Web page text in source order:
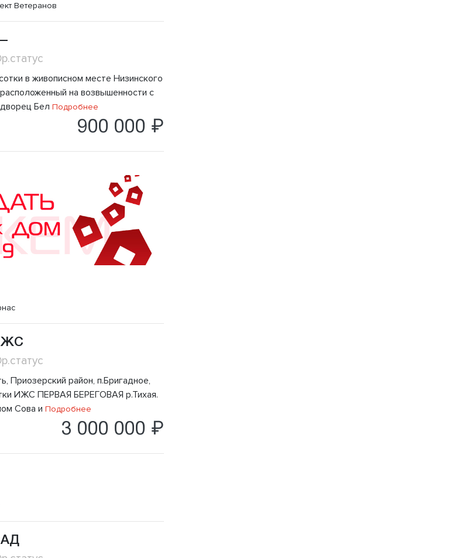
Ветеранов
в живописном месте Низинского
на возвышенности с
Бел Подробнее
900 000 ₽
Приозерский район, п.Бригадное,
ИЖС ПЕРВАЯ БЕРЕГОВАЯ р.Тихая.
Сова и Подробнее
3 000 000 ₽